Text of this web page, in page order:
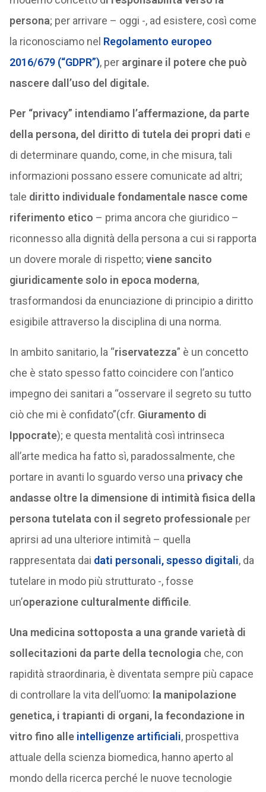
persona; per arrivare – oggi -, ad esistere, così come
la riconosciamo nel Regolamento europeo
2016/679 (“GDPR”), per arginare il potere che può
nascere dall’uso del digitale.
Per “privacy” intendiamo l’affermazione, da parte
della persona, del diritto di tutela dei propri dati e
di determinare quando, come, in che misura, tali
informazioni possano essere comunicate ad altri;
tale diritto individuale fondamentale nasce come
riferimento etico – prima ancora che giuridico –
riconnesso alla dignità della persona a cui si rapporta
un dovere morale di rispetto; viene sancito
giuridicamente solo in epoca moderna,
trasformandosi da enunciazione di principio a diritto
esigibile attraverso la disciplina di una norma.
In ambito sanitario, la “riservatezza” è un concetto
che è stato spesso fatto coincidere con l’antico
impegno dei sanitari a “osservare il segreto su tutto
ciò che mi è confidato”(cfr. Giuramento di
Ippocrate); e questa mentalità così intrinseca
all’arte medica ha fatto sì, paradossalmente, che
portare in avanti lo sguardo verso una privacy che
andasse oltre la dimensione di intimità fisica della
persona tutelata con il segreto professionaleper
aprirsi ad una ulteriore intimità – quella
rappresentata dai dati personali, spesso digitali, da
tutelare in modo più strutturato -, fosse
un’operazione culturalmente difficile.
Una medicina sottoposta a una grande varietà di
sollecitazioni da parte della tecnologia che, con
rapidità straordinaria, è diventata sempre più capace
di controllare la vita dell’uomo: la manipolazione
genetica, i trapianti di organi, la fecondazione in
vitro fino alleintelligenze artificiali, prospettiva
attuale della scienza biomedica, hanno aperto al
mondo della ricerca perché le nuove tecnologie